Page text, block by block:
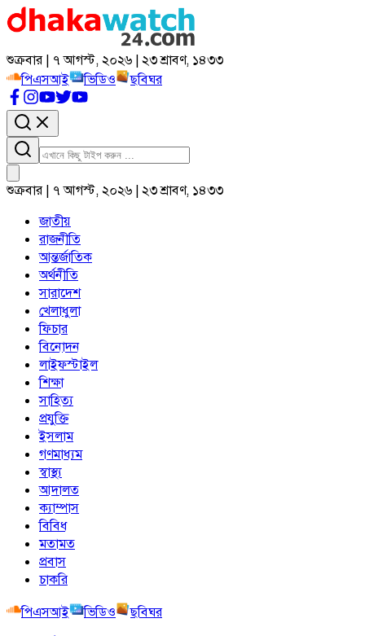
শুক্রবার | ৭ আগস্ট, ২০২৬ | ২৩ শ্রাবণ, ১৪৩৩
পিএসআই
ভিডিও ছবিঘর
শুক্রবার | ৭ আগস্ট, ২০২৬ | ২৩ শ্রাবণ, ১৪৩৩
জাতীয়
রাজনীতি
আন্তর্জাতিক
অর্থনীতি
সারাদেশ
খেলাধুলা
ফিচার
বিনোদন
লাইফস্টাইল
শিক্ষা
সাহিত্য
প্রযুক্তি
ইসলাম
গণমাধ্যম
স্বাস্থ্য
আদালত
ক্যাম্পাস
বিবিধ
মতামত
প্রবাস
চাকরি
পিএসআই
ভিডিও
ছবিঘর